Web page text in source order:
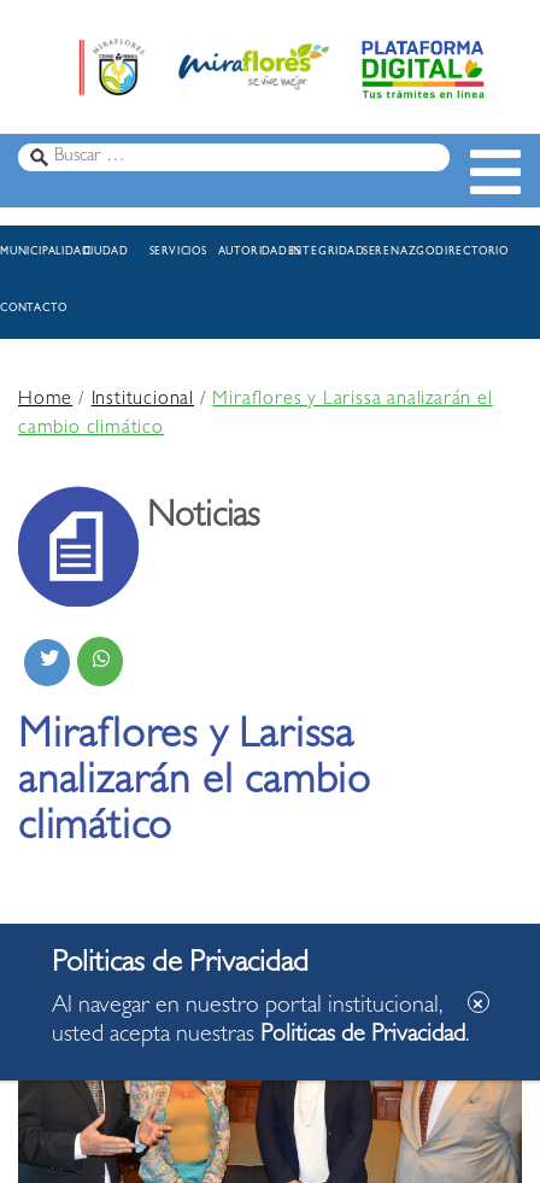
MUNICIPALIDADCIUDAD SERVICIOS AUTORIDADESINTEGRIDADSERENAZGODIRECTORIO
CONTACTO
Home/Institucional /Miraflores y Larissa analizarán el
cambio climático
Noticias
Miraflores y Larissa
analizarán el cambio
climático
Al navegar en nuestro portal institucional,
usted acepta nuestras Politicas de Privacidad.